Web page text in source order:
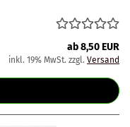
ab 8,50 EUR
inkl. 19% MwSt. zzgl. Versand